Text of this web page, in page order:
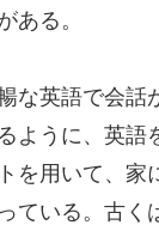
ある。
な英語で会話
ように、英
を用いて、
ている。古く